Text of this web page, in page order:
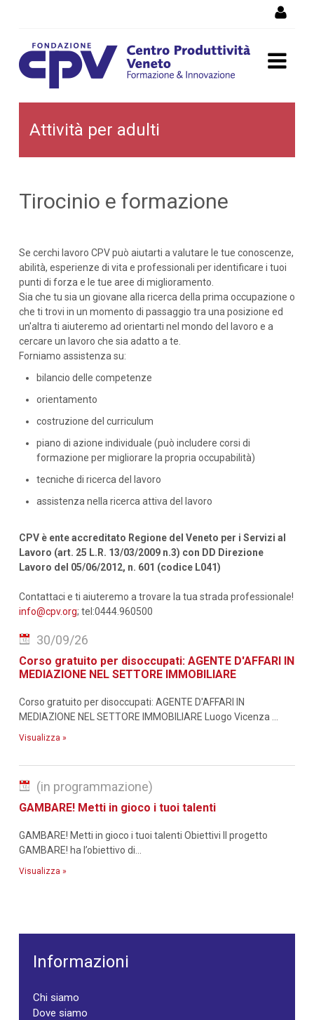
Cerca lavoro: Attività per
adulti
Attività per adulti
Tirocinio e formazione
Se cerchi lavoro CPV può aiutarti a valutare le tue conoscenze,
abilità, esperienze di vita e professionali per identificare i tuoi
punti di forza e le tue aree di miglioramento.
Sia che tu sia un giovane alla ricerca della prima occupazione o
che ti trovi in un momento di passaggio tra una posizione ed
un'altra ti aiuteremo ad orientarti nel mondo del lavoro e a
cercare un lavoro che sia adatto a te.
Forniamo assistenza su:
bilancio delle competenze
orientamento
costruzione del curriculum
piano di azione individuale (può includere corsi di
formazione per migliorare la propria occupabilità)
tecniche di ricerca del lavoro
assistenza nella ricerca attiva del lavoro
CPV è ente accreditato Regione del Veneto per i Servizi al
Lavoro (art. 25 L.R. 13/03/2009 n.3) con DD Direzione
Lavoro del 05/06/2012, n. 601 (codice L041)
Contattaci e ti aiuteremo a trovare la tua strada professionale!
info@cpv.org; tel:0444.960500
Corso gratuito per disoccupati: AGENTE D'AFFARI IN
MEDIAZIONE NEL SETTORE IMMOBILIARE
Corso gratuito per disoccupati: AGENTE D'AFFARI IN
MEDIAZIONE NEL SETTORE IMMOBILIARE Luogo Vicenza ...
Visualizza »
30/09/26
GAMBARE! Metti in gioco i tuoi talenti
GAMBARE! Metti in gioco i tuoi talenti Obiettivi Il progetto
GAMBARE! ha l’obiettivo di...
Visualizza »
(in programmazione)
Informazioni
Chi siamo
Dove siamo